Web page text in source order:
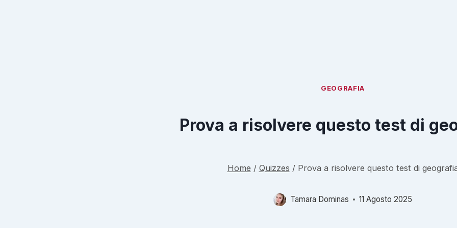
GEOGRAFIA
Prova a risolvere questo test di
Home / Quizzes / Prova a risolvere questo test di
Tamara Dominas 11 Agosto 2025